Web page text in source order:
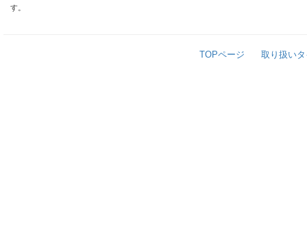
す。
TOPページ 取り扱い